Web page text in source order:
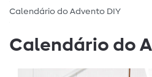
Calendário do Advento DIY
Calendário do